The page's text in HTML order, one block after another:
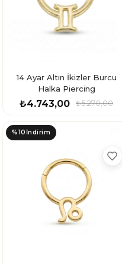
14 Ayar Altın İkizler Burcu
Halka Piercing
₺4.743,00 ₺5.270,00
%10 İndirim